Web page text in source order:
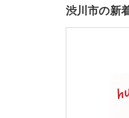
未経験者活躍
日勤,前払いあ
※雇用元は株
渋川市の新